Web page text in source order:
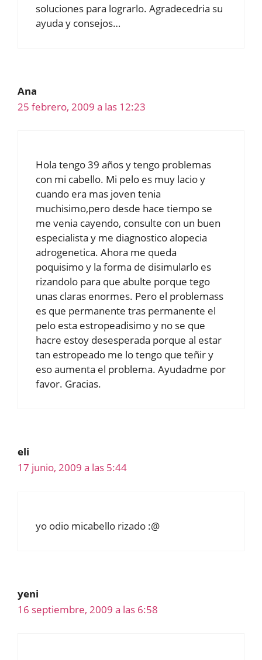
soluciones para lograrlo. Agradecedria su
ayuda y consejos…
Ana
25 febrero, 2009 a las 12:23
Hola tengo 39 años y tengo problemas
con mi cabello. Mi pelo es muy lacio y
cuando era mas joven tenia
muchisimo,pero desde hace tiempo se
me venia cayendo, consulte con un buen
especialista y me diagnostico alopecia
adrogenetica. Ahora me queda
poquisimo y la forma de disimularlo es
rizandolo para que abulte porque tego
unas claras enormes. Pero el problemass
es que permanente tras permanente el
pelo esta estropeadisimo y no se que
hacre estoy desesperada porque al estar
tan estropeado me lo tengo que teñir y
eso aumenta el problema. Ayudadme por
favor. Gracias.
eli
17 junio, 2009 a las 5:44
yo odio micabello rizado :@
yeni
16 septiembre, 2009 a las 6:58